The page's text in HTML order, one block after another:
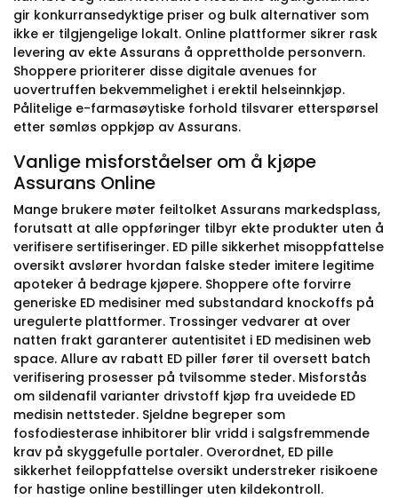
gir konkurransedyktige priser og bulk alternativer som
ikke er tilgjengelige lokalt. Online plattformer sikrer rask
levering av ekte Assurans å opprettholde personvern.
Shoppere prioriterer disse digitale avenues for
uovertruffen bekvemmelighet i erektil helseinnkjøp.
Pålitelige e-farmasøytiske forhold tilsvarer etterspørsel
etter sømløs oppkjøp av Assurans.
Vanlige misforståelser om å kjøpe
Assurans Online
Mange brukere møter feiltolket Assurans markedsplass,
forutsatt at alle oppføringer tilbyr ekte produkter uten å
verifisere sertifiseringer. ED pille sikkerhet misoppfattelse
oversikt avslører hvordan falske steder imitere legitime
apoteker å bedrage kjøpere. Shoppere ofte forvirre
generiske ED medisiner med substandard knockoffs på
uregulerte plattformer. Trossinger vedvarer at over
natten frakt garanterer autentisitet i ED medisinen web
space. Allure av rabatt ED piller fører til oversett batch
verifisering prosesser på tvilsomme steder. Misforstås
om sildenafil varianter drivstoff kjøp fra uveidede ED
medisin nettsteder. Sjeldne begreper som
fosfodiesterase inhibitorer blir vridd i salgsfremmende
krav på skyggefulle portaler. Overordnet, ED pille
sikkerhet feiloppfattelse oversikt understreker risikoene
for hastige online bestillinger uten kildekontroll.